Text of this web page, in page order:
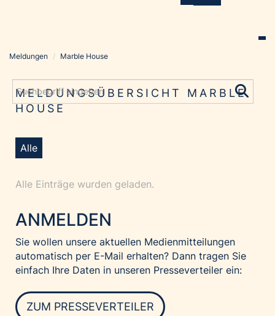
Grayling Agentur
ADVANTAGE AUSTRIA
Amadeus Austrian Music Awards
Constantia Flexibles
Coveris
Emirates
Expo 2025 Osaka
GE HealthCare
Meldungen / Marble House
MELDUNGSÜBERSICHT MARBLE
HOUSE
Alle
Alle Einträge wurden geladen.
ANMELDEN
Sie wollen unsere aktuellen Medienmitteilungen
automatisch per E-Mail erhalten? Dann tragen Sie
einfach Ihre Daten in unseren Presseverteiler ein:
ZUM PRESSEVERTEILER